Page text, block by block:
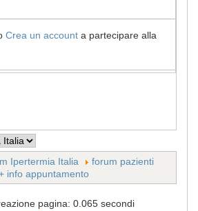
Crea un account a partecipare alla
Ipertermia Italia
forum pazienti
info appuntamento
pagina: 0.065 secondi